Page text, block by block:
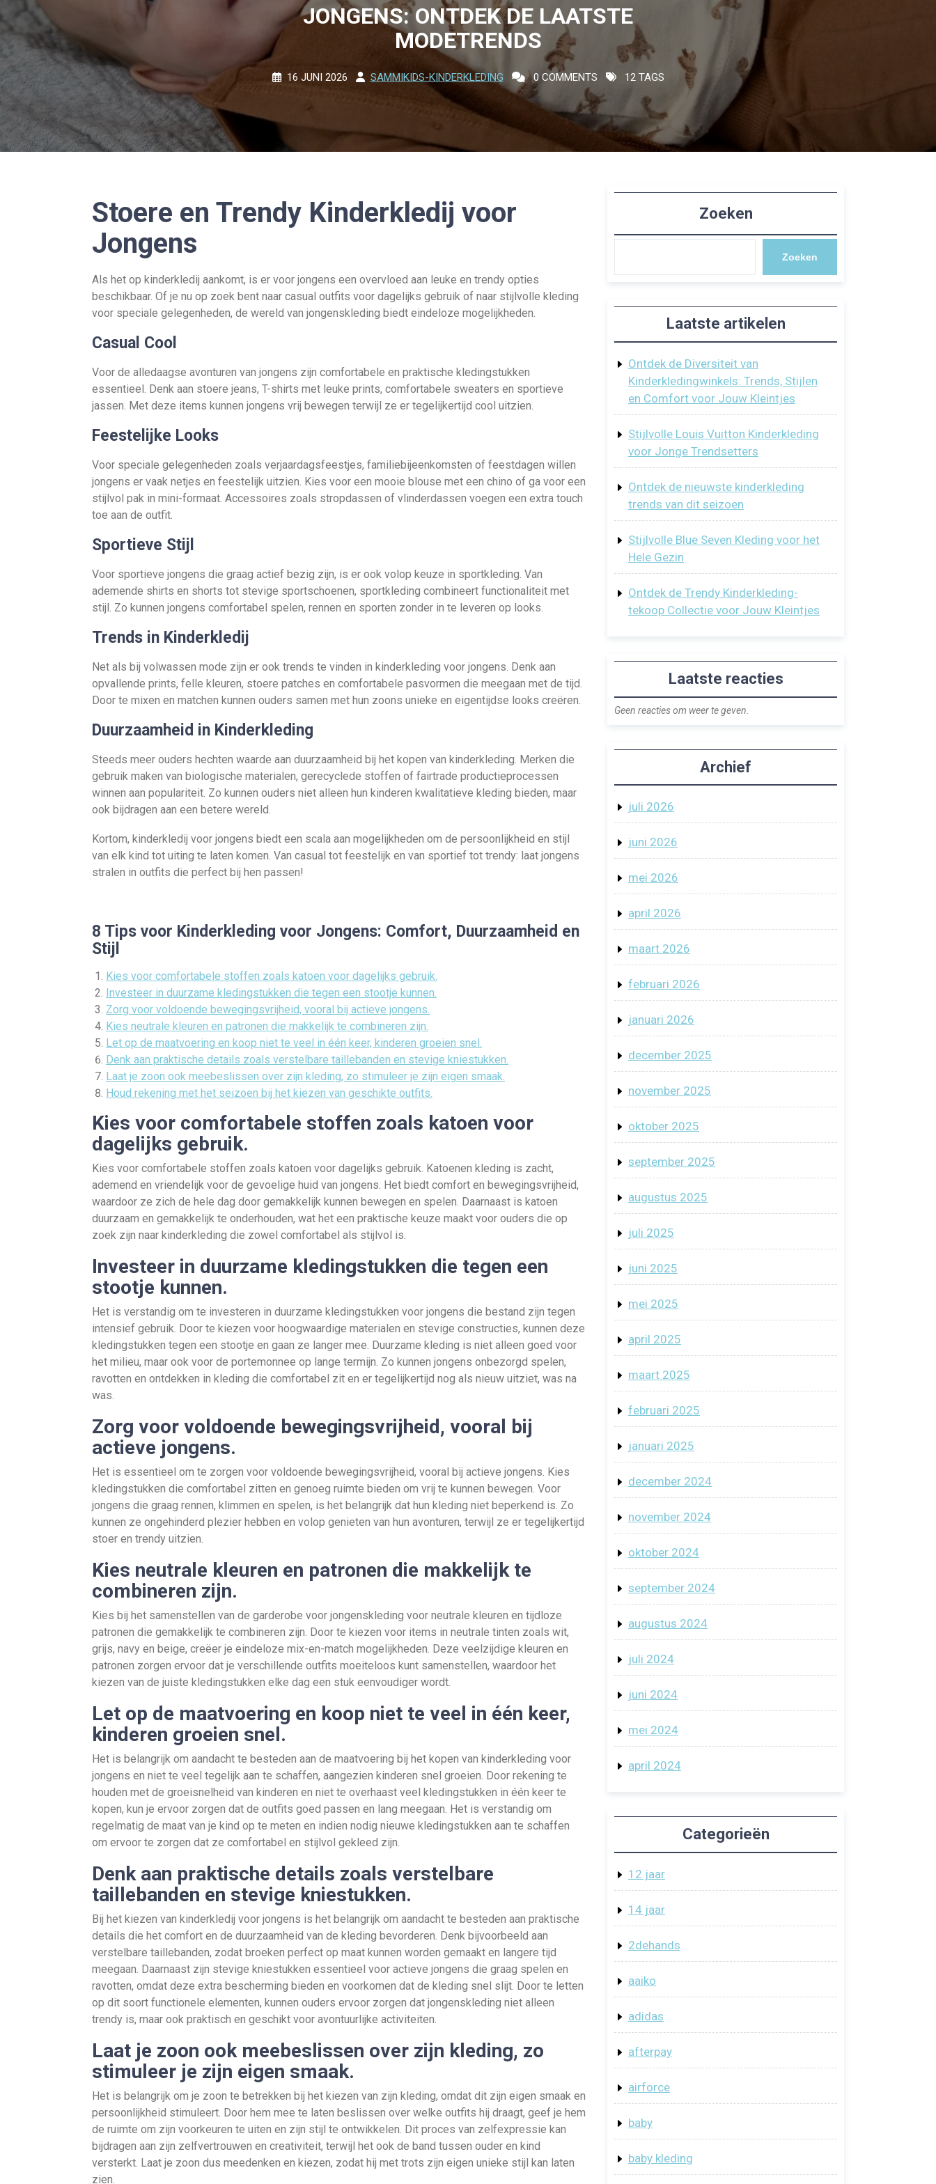
JONGENS: ONTDEK DE LAATSTE
MODETRENDS
16 JUNI 2026 SAMMIKIDS-KINDERKLEDING 0 COMMENTS 12 TAGS
Stoere en Trendy Kinderkledij voor
Jongens
Als het op kinderkledij aankomt, is er voor jongens een overvloed aan leuke en trendy opties
beschikbaar. Of je nu op zoek bent naar casual outfits voor dagelijks gebruik of naar stijlvolle kleding
voor speciale gelegenheden, de wereld van jongenskleding biedt eindeloze mogelijkheden.
Casual Cool
Voor de alledaagse avonturen van jongens zijn comfortabele en praktische kledingstukken
essentieel. Denk aan stoere jeans, T-shirts met leuke prints, comfortabele sweaters en sportieve
jassen. Met deze items kunnen jongens vrij bewegen terwijl ze er tegelijkertijd cool uitzien.
Feestelijke Looks
Voor speciale gelegenheden zoals verjaardagsfeestjes, familiebijeenkomsten of feestdagen willen
jongens er vaak netjes en feestelijk uitzien. Kies voor een mooie blouse met een chino of ga voor een
stijlvol pak in mini-formaat. Accessoires zoals stropdassen of vlinderdassen voegen een extra touch
toe aan de outfit.
Sportieve Stijl
Voor sportieve jongens die graag actief bezig zijn, is er ook volop keuze in sportkleding. Van
ademende shirts en shorts tot stevige sportschoenen, sportkleding combineert functionaliteit met
stijl. Zo kunnen jongens comfortabel spelen, rennen en sporten zonder in te leveren op looks.
Trends in Kinderkledij
Net als bij volwassen mode zijn er ook trends te vinden in kinderkleding voor jongens. Denk aan
opvallende prints, felle kleuren, stoere patches en comfortabele pasvormen die meegaan met de tijd.
Door te mixen en matchen kunnen ouders samen met hun zoons unieke en eigentijdse looks creëren.
Duurzaamheid in Kinderkleding
Steeds meer ouders hechten waarde aan duurzaamheid bij het kopen van kinderkleding. Merken die
gebruik maken van biologische materialen, gerecyclede stoffen of fairtrade productieprocessen
winnen aan populariteit. Zo kunnen ouders niet alleen hun kinderen kwalitatieve kleding bieden, maar
ook bijdragen aan een betere wereld.
Kortom, kinderkledij voor jongens biedt een scala aan mogelijkheden om de persoonlijkheid en stijl
van elk kind tot uiting te laten komen. Van casual tot feestelijk en van sportief tot trendy: laat jongens
stralen in outfits die perfect bij hen passen!
8 Tips voor Kinderkleding voor Jongens: Comfort, Duurzaamheid en
Stijl
Kies voor comfortabele stoffen zoals katoen voor dagelijks gebruik.
Investeer in duurzame kledingstukken die tegen een stootje kunnen.
Zorg voor voldoende bewegingsvrijheid, vooral bij actieve jongens.
Kies neutrale kleuren en patronen die makkelijk te combineren zijn.
Let op de maatvoering en koop niet te veel in één keer, kinderen groeien snel.
Denk aan praktische details zoals verstelbare taillebanden en stevige kniestukken.
Laat je zoon ook meebeslissen over zijn kleding, zo stimuleer je zijn eigen smaak.
Houd rekening met het seizoen bij het kiezen van geschikte outfits.
Kies voor comfortabele stoffen zoals katoen voor
dagelijks gebruik.
Kies voor comfortabele stoffen zoals katoen voor dagelijks gebruik. Katoenen kleding is zacht,
ademend en vriendelijk voor de gevoelige huid van jongens. Het biedt comfort en bewegingsvrijheid,
waardoor ze zich de hele dag door gemakkelijk kunnen bewegen en spelen. Daarnaast is katoen
duurzaam en gemakkelijk te onderhouden, wat het een praktische keuze maakt voor ouders die op
zoek zijn naar kinderkleding die zowel comfortabel als stijlvol is.
Investeer in duurzame kledingstukken die tegen een
stootje kunnen.
Het is verstandig om te investeren in duurzame kledingstukken voor jongens die bestand zijn tegen
intensief gebruik. Door te kiezen voor hoogwaardige materialen en stevige constructies, kunnen deze
kledingstukken tegen een stootje en gaan ze langer mee. Duurzame kleding is niet alleen goed voor
het milieu, maar ook voor de portemonnee op lange termijn. Zo kunnen jongens onbezorgd spelen,
ravotten en ontdekken in kleding die comfortabel zit en er tegelijkertijd nog als nieuw uitziet, was na
was.
Zorg voor voldoende bewegingsvrijheid, vooral bij
actieve jongens.
Het is essentieel om te zorgen voor voldoende bewegingsvrijheid, vooral bij actieve jongens. Kies
kledingstukken die comfortabel zitten en genoeg ruimte bieden om vrij te kunnen bewegen. Voor
jongens die graag rennen, klimmen en spelen, is het belangrijk dat hun kleding niet beperkend is. Zo
kunnen ze ongehinderd plezier hebben en volop genieten van hun avonturen, terwijl ze er tegelijkertijd
stoer en trendy uitzien.
Kies neutrale kleuren en patronen die makkelijk te
combineren zijn.
Kies bij het samenstellen van de garderobe voor jongenskleding voor neutrale kleuren en tijdloze
patronen die gemakkelijk te combineren zijn. Door te kiezen voor items in neutrale tinten zoals wit,
grijs, navy en beige, creëer je eindeloze mix-en-match mogelijkheden. Deze veelzijdige kleuren en
patronen zorgen ervoor dat je verschillende outfits moeiteloos kunt samenstellen, waardoor het
kiezen van de juiste kledingstukken elke dag een stuk eenvoudiger wordt.
Let op de maatvoering en koop niet te veel in één keer,
kinderen groeien snel.
Het is belangrijk om aandacht te besteden aan de maatvoering bij het kopen van kinderkleding voor
jongens en niet te veel tegelijk aan te schaffen, aangezien kinderen snel groeien. Door rekening te
houden met de groeisnelheid van kinderen en niet te overhaast veel kledingstukken in één keer te
kopen, kun je ervoor zorgen dat de outfits goed passen en lang meegaan. Het is verstandig om
regelmatig de maat van je kind op te meten en indien nodig nieuwe kledingstukken aan te schaffen
om ervoor te zorgen dat ze comfortabel en stijlvol gekleed zijn.
Denk aan praktische details zoals verstelbare
taillebanden en stevige kniestukken.
Bij het kiezen van kinderkledij voor jongens is het belangrijk om aandacht te besteden aan praktische
details die het comfort en de duurzaamheid van de kleding bevorderen. Denk bijvoorbeeld aan
verstelbare taillebanden, zodat broeken perfect op maat kunnen worden gemaakt en langere tijd
meegaan. Daarnaast zijn stevige kniestukken essentieel voor actieve jongens die graag spelen en
ravotten, omdat deze extra bescherming bieden en voorkomen dat de kleding snel slijt. Door te letten
op dit soort functionele elementen, kunnen ouders ervoor zorgen dat jongenskleding niet alleen
trendy is, maar ook praktisch en geschikt voor avontuurlijke activiteiten.
Laat je zoon ook meebeslissen over zijn kleding, zo
stimuleer je zijn eigen smaak.
Het is belangrijk om je zoon te betrekken bij het kiezen van zijn kleding, omdat dit zijn eigen smaak en
persoonlijkheid stimuleert. Door hem mee te laten beslissen over welke outfits hij draagt, geef je hem
de ruimte om zijn voorkeuren te uiten en zijn stijl te ontwikkelen. Dit proces van zelfexpressie kan
bijdragen aan zijn zelfvertrouwen en creativiteit, terwijl het ook de band tussen ouder en kind
versterkt. Laat je zoon dus meedenken en kiezen, zodat hij met trots zijn eigen unieke stijl kan laten
zien.
Zoeken
Zoeken
Laatste artikelen
Ontdek de Diversiteit van
Kinderkledingwinkels: Trends, Stijlen
en Comfort voor Jouw Kleintjes
Stijlvolle Louis Vuitton Kinderkleding
voor Jonge Trendsetters
Ontdek de nieuwste kinderkleding
trends van dit seizoen
Stijlvolle Blue Seven Kleding voor het
Hele Gezin
Ontdek de Trendy Kinderkleding-
tekoop Collectie voor Jouw Kleintjes
Laatste reacties
Geen reacties om weer te geven.
Archief
juli 2026
juni 2026
mei 2026
april 2026
maart 2026
februari 2026
januari 2026
december 2025
november 2025
oktober 2025
september 2025
augustus 2025
juli 2025
juni 2025
mei 2025
april 2025
maart 2025
februari 2025
januari 2025
december 2024
november 2024
oktober 2024
september 2024
augustus 2024
juli 2024
juni 2024
mei 2024
april 2024
Categorieën
12 jaar
14 jaar
2dehands
aaiko
adidas
afterpay
airforce
baby
baby kleding